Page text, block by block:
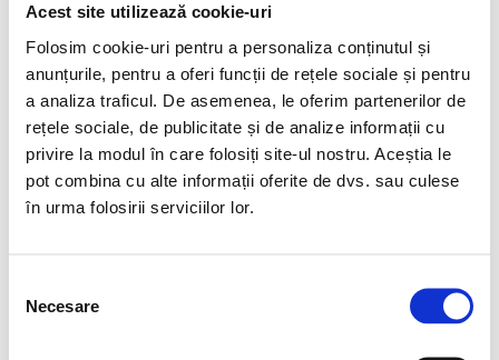
Acest site utilizează cookie-uri
Folosim cookie-uri pentru a personaliza conținutul și
anunțurile, pentru a oferi funcții de rețele sociale și pentru
a analiza traficul. De asemenea, le oferim partenerilor de
rețele sociale, de publicitate și de analize informații cu
privire la modul în care folosiți site-ul nostru. Aceștia le
pot combina cu alte informații oferite de dvs. sau culese
în urma folosirii serviciilor lor.
consimțământului
Necesare
Service
Second-Hand
News
Contact
Portofoliu
All
Accesorii
Accesorii Pentru Piese Turnate
Covoare Din Cauciuc Pentru Benzi Transportoare